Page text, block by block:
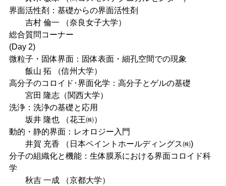
界面活性剤：基礎からの界面活性剤
吉村 倫一 （奈良女子大学）
総合質問コーナー
(Day 2)
微粒子・固体界面：固体表面・細孔空間での現象
飯山 拓 （信州大学）
高分子のコロイド･界面化学：高分子とゲルの基礎
宮田 隆志（関西大学）
洗浄：洗浄の基礎と応用
坂井 隆也 （花王㈱）
動的・静的界面：レオロジー入門
井賀 充香 （日本ペイントホールディングス㈱)
分子の組織化と機能：生体膜系における界面コロイド科
学
秋吉 一成 （京都大学）